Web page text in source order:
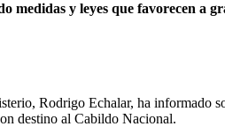
medidas y leyes que favorecen a
Rodrigo Echalar, ha informado
destino al Cabildo Nacional.